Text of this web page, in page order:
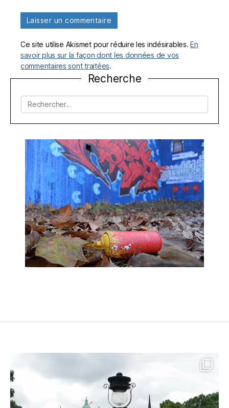
Ce site utilise Akismet pour réduire les indésirables.En
savoir plus sur la façon dont les données de vos
commentaires sont traitées.
Recherche
Rechercher :